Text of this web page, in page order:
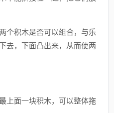
个积木是否可以组合，与乐
去，下面凸出来，从而使两
上面一块积木，可以整体拖